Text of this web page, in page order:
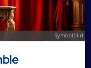
Symbolbild